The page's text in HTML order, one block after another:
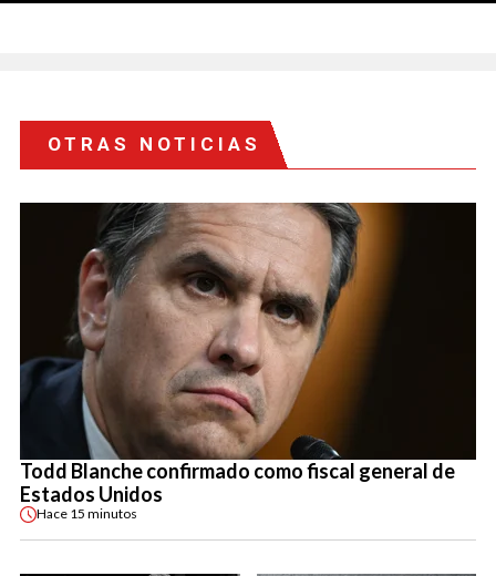
OTRAS NOTICIAS
Todd Blanche confirmado como fiscal general de
Estados Unidos
Hace 15 minutos